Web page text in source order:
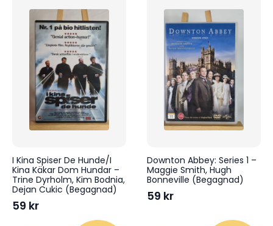
I Kina Spiser De Hunde/I
Kina Käkar Dom Hundar –
Trine Dyrholm, Kim Bodnia,
Dejan Cukic (Begagnad)
59 kr
Downton Abbey: Series 1 –
Maggie Smith, Hugh
Bonneville (Begagnad)
59 kr